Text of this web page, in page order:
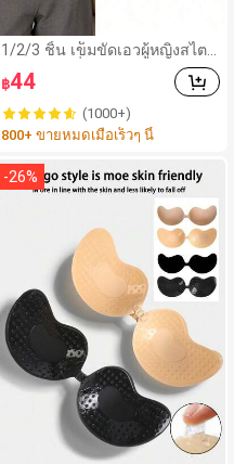
1/2/3 ชิ้น เข็มขัดเอวผู้หญิงสไตล์
มินิมอลแฟชั่น วัสดุอัลลอยคุณภา
พสูง สีพื้น อุปกรณ์เสริมที่หรูหรา เ
หมาะสำหรับผู้หญิงวัยรุ่นถึงวัยกล
างคน เพื่อเสริมเสน่ห์ความเป็นผู้
หญิง หัวเข็มขัดรูปตัว U ทำด้วยมื
บกางเกงและกระโปรงคลาสสิก เ
หมาะสำหรับฤดูร้อน การสวมใส่
ประจำวันในสำนักงาน วิทยาเขต
การสวมใส่ประจำวัน แฟชั่นกลา
งแจ้ง วันหยุด กีฬา การเดินทาง ส
ไตล์ถนน และชุดตามฤดูกาลในวิ
ทยาเขต
฿44
(1000+)
800+ ขายหมดเมื่อเร็วๆ นี้
-26%